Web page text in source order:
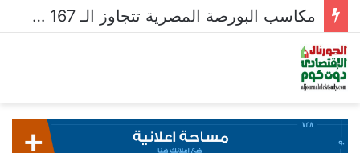
مكاسب البورصة المصرية تتجاوز الـ 167 مليار جنيه خلال أسبوع